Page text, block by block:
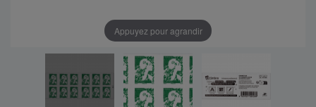
Appuyez pour agrandir